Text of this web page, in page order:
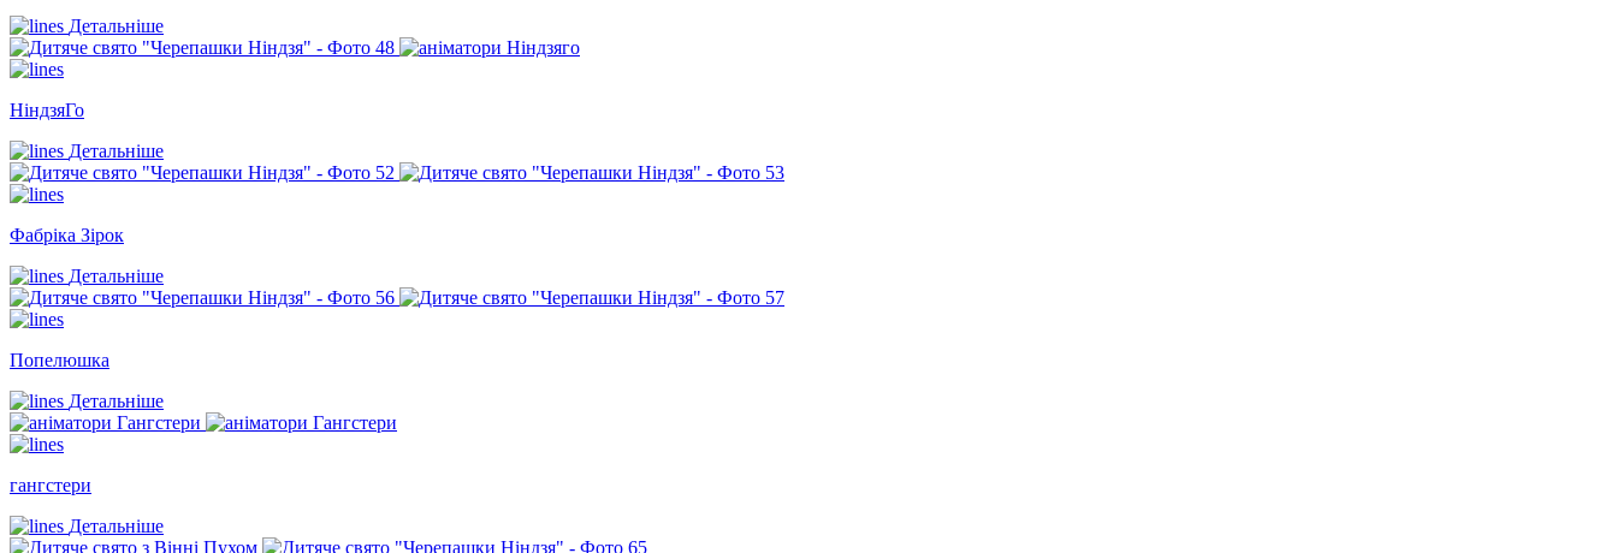
Детальніше
НіндзяГо
Детальніше
Фабріка Зірок
Детальніше
Попелюшка
Детальніше
гангстери
Детальніше